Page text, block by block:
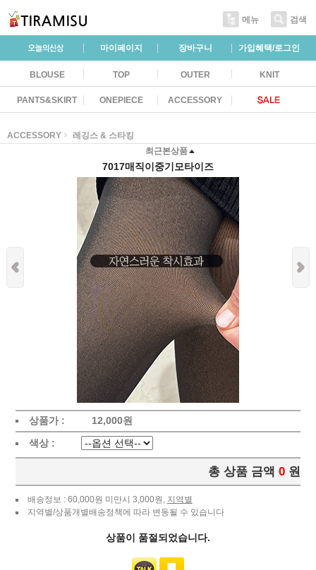
메뉴 검색
마이페이지 장바구니 가입혜택/로그인
BLOUSE TOP OUTER KNIT
PANTS&SKIRT ONEPIECE ACCESSORY
ACCESSORY
레깅스 & 스타킹
최근본상품
7017매직이중기모타이즈
상품가 : 12,000원
색상 :
총 상품 금액 0 원
배송정보 : 60,000원 미만시 3,000원, 지역별
지역별/상품개별배송정책에 따라 변동될 수 있습니다
상품이 품절되었습니다.